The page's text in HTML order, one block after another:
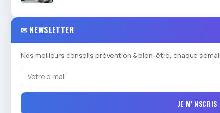
✉ NEWSLETTER
Nos meilleurs conseils prévention & bien-être, chaque
JE M'INSCRIS